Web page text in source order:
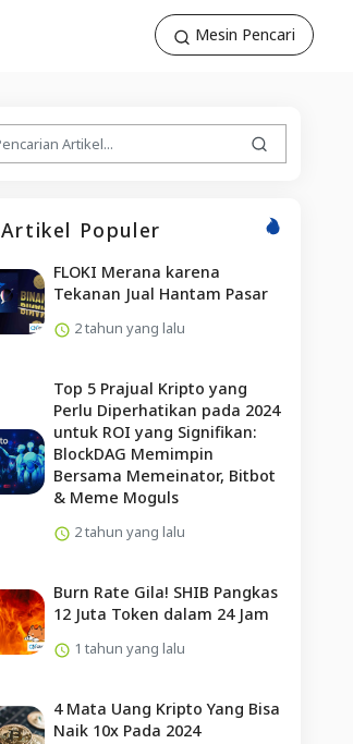
Mesin Pencari
Artikel Populer
FLOKI Merana karena
Tekanan Jual Hantam Pasar
2 tahun yang lalu
Top 5 Prajual Kripto yang
Perlu Diperhatikan pada 2024
untuk ROI yang Signifikan:
BlockDAG Memimpin
Bersama Memeinator, Bitbot
& Meme Moguls
2 tahun yang lalu
Burn Rate Gila! SHIB Pangkas
12 Juta Token dalam 24 Jam
1 tahun yang lalu
4 Mata Uang Kripto Yang Bisa
Naik 10x Pada 2024